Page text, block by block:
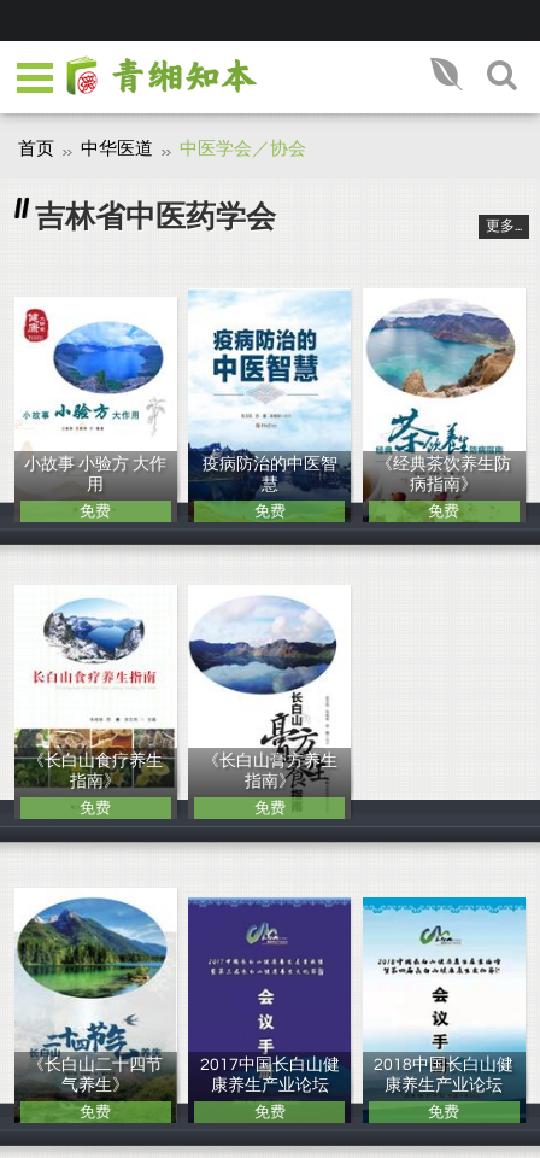
首页 中华医道 中医学会／协会
吉林省中医药学会 更多...
小故事 小验方 大作
用
王振国，朱桂祯
免费
疫病防治的中医智
慧
张文风、苏鑫、
免费
《经典茶饮养生防
病指南》
张文风、朱桂祯
免费
《长白山食疗养生
指南》
朱桂祯、苏鑫、
免费
《长白山膏方养生
指南》
张文风、朱桂祯
免费
《长白山二十四节
气养生》
免费
2017中国长白山健
康养生产业论坛
免费
2018中国长白山健
康养生产业论坛
免费